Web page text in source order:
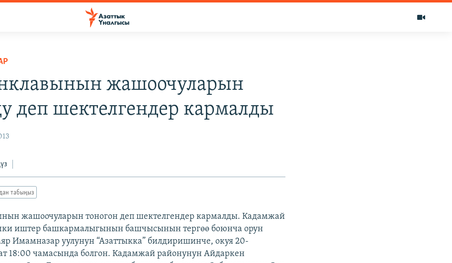
жашоочуларын
деп шектелгендер кармалды
табыңыз
жашоочуларын тоногон деп шектелгендер кармалды. Кадамжай
иштер башкармалыгынын башчысынын тергөө боюнча орун
Имамназар уулунун “Азаттыкка” билдиришинче, окуя 20-
18:00 чамасында болгон. Кадамжай районунун Айдаркен